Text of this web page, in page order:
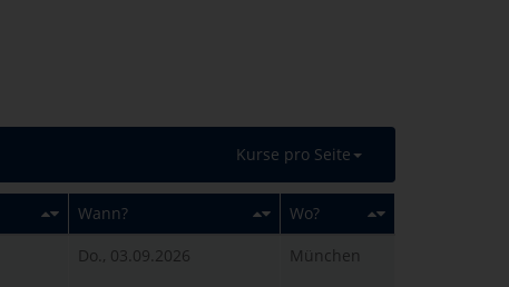
Kurse pro Seite
Wann?
Wo?
Do., 03.09.2026 München